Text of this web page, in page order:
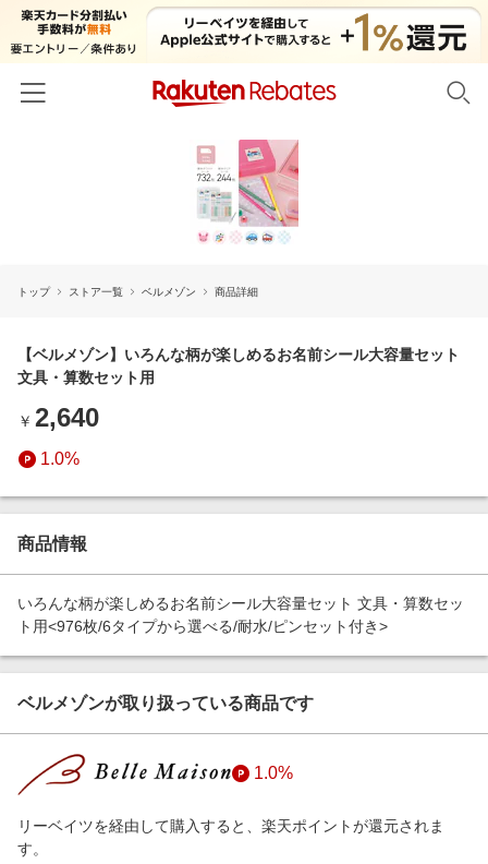
ファッション・インナー・小物
日用品・キッチン用品
キッズ・ベビー用品
家電・PC・スマホ・カメラ
エンタメ
スポーツ・アウトドア・ゴルフ
インテリア・寝具
ペット・花・DIY・車
金融・マネー・保険
デジタルコンテンツ
ビジネス・その他サービス
リーベイツ注目ストア
対象ストア新規限定特典
新着ストアのご紹介
楽天サービス特集
旅行特集
とことん買い物チャレンジ
Apple公式サイト×楽天カード分割払い
Qoo10メガポ
Samsung ボーナスキャンペーン
週末の高還元 夏の長期版
友達紹介
トップ ストア一覧 ベルメゾン 商品詳細
【ベルメゾン】いろんな柄が楽しめるお名前シール大容量セット
文具・算数セット用
￥ 2,640
1.0%
商品情報
いろんな柄が楽しめるお名前シール大容量セット 文具・算数セッ
ト用<976枚/6タイプから選べる/耐水/ピンセット付き>
ベルメゾンが取り扱っている商品です
1.0%
リーベイツを経由して購入すると、楽天ポイントが還元されま
す。